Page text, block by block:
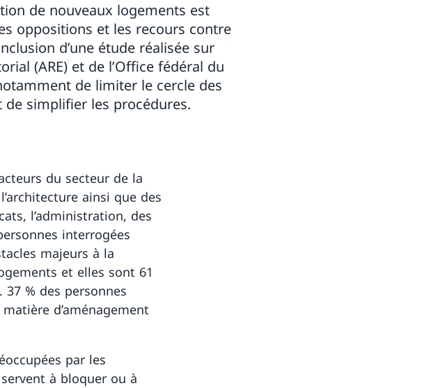
de nouveaux logements est
oppositions et les recours contre
d’une étude réalisée sur
(ARE) et de l’Office fédéral du
de limiter le cercle des
simplifier les procédures.
du secteur de la
ainsi que des
l’administration, des
interrogées
majeurs à la
et elles sont 61
% des personnes
d’aménagement
par les
à bloquer ou à